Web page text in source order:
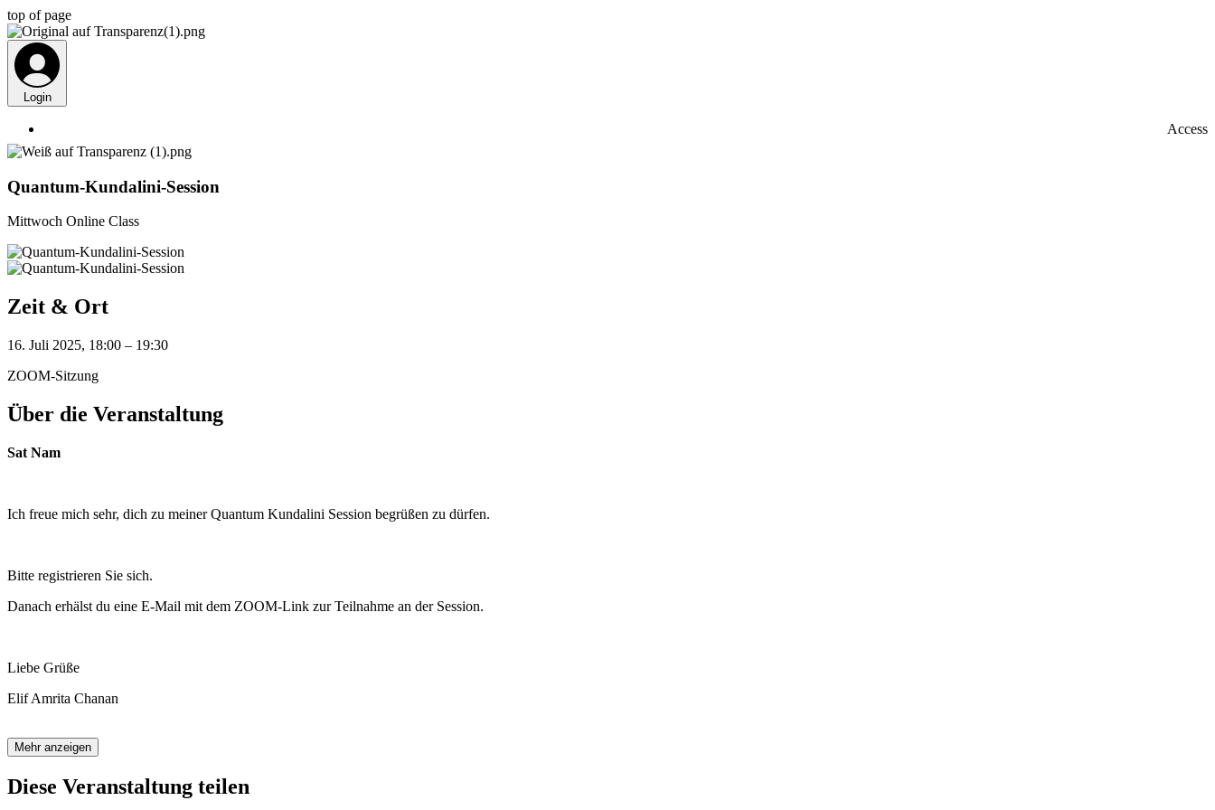
top of page
Login
Access
Quantum-Kundalini-Session
Mittwoch Online Class
Zeit & Ort
16. Juli 2025, 18:00 – 19:30
ZOOM-Sitzung
Über die Veranstaltung
Sat Nam
Ich freue mich sehr, dich zu meiner Quantum Kundalini Session begrüßen zu dürfen.
Bitte registrieren Sie sich.
Danach erhälst du eine E-Mail mit dem ZOOM-Link zur Teilnahme an der Session.
Liebe Grüße
Elif Amrita Chanan
Mehr anzeigen
Diese Veranstaltung teilen